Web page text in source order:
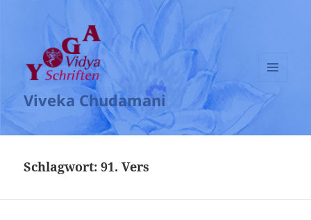
Viveka Chudamani
UND
WIDGETS
Schlagwort:91. Vers